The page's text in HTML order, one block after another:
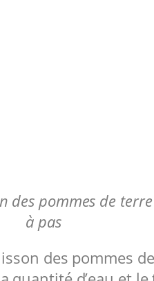
des pommes de
à pas
des pommes